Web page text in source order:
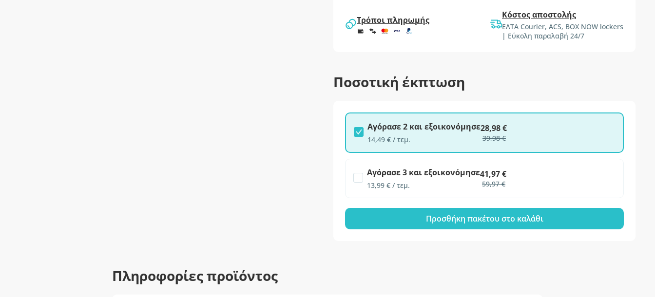
Τρόποι πληρωμής Κόστος αποστολής
ΕΛΤΑ Courier, ACS, BOX NOW lockers
| Εύκολη παραλαβή 24/7
Ποσοτική έκπτωση
Αγόρασε 2 και εξοικονόμησε
14,49 € / τεμ.
28,98 €
39,98 €
Αγόρασε 3 και εξοικονόμησε
13,99 € / τεμ.
41,97 €
59,97 €
Προσθήκη πακέτου στο καλάθι
Πληροφορίες προϊόντος